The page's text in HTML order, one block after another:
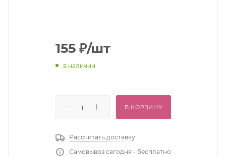
155₽/шт
в наличии
В КОРЗИНУ
Рассчитать доставку
Самовывоз сегодня - бесплатно